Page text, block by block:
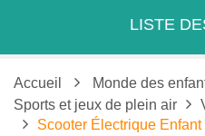
LISTE
Accueil
Monde des
Sports et jeux de plein air
Scooter Électrique